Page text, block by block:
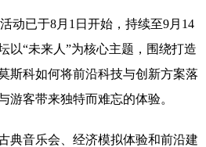
动已于8月1日开始，持续至9月14
以“未来人”为核心主题，围绕打造
斯科如何将前沿科技与创新方案落
客带来独特而难忘的体验。
典音乐会、经济模拟体验和前沿建